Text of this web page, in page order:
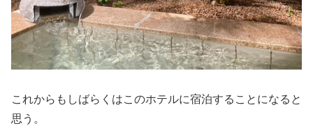
これからもしばらくはこのホテルに宿泊することになると
思う。